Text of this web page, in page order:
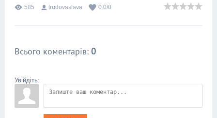
585 trudovaslava 0.0/0
Всього коментарів: 0
Увійдіть: